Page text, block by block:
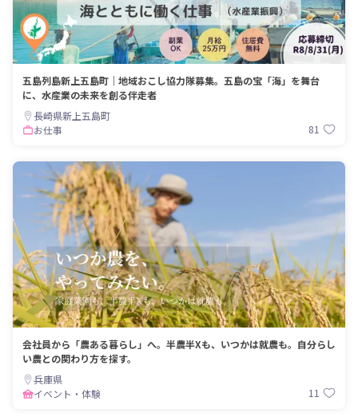
五島列島新上五島町｜地域おこし協力隊募集。五島の宝「海」を舞台
に、水産業の未来を創る伴走者
長崎県新上五島町
お仕事
81
会社員から「農ある暮らし」へ。半農半Xも、いつかは就農も。自分らし
い農との関わり方を探す。
兵庫県
イベント・体験
11